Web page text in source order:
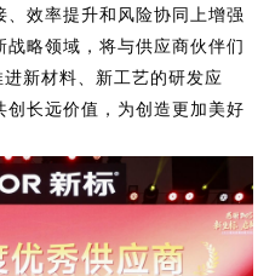
效率提升和风险协同上增强
略领域，将与供应商伙伴们
新材料、新工艺的研发应
长远价值，为创造更加美好